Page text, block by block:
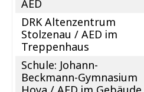
AED
DRK Altenzentrum
Stolzenau / AED im
Treppenhaus
Schule: Johann-
Beckmann-Gymnasium